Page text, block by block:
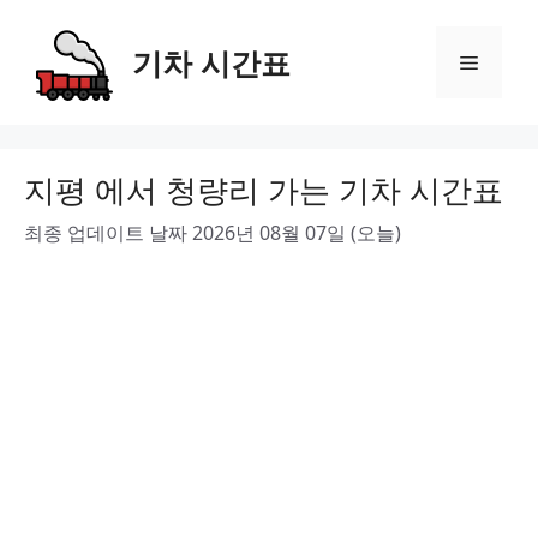
content
기차 시간표 Menu
지평 에서 청량리 가는 기차 시간표
최종 업데이트 날짜 2026년 08월 07일 (오늘)